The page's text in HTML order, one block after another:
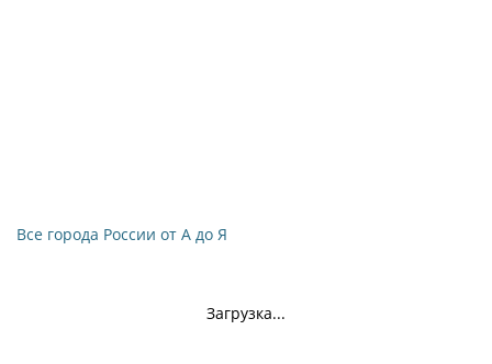
Все города России от А до Я
Загрузка...